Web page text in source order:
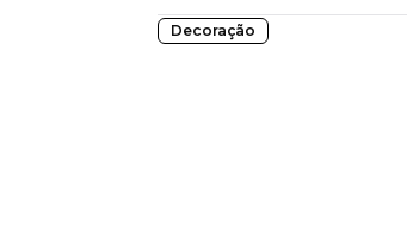
à decoração
Decoração